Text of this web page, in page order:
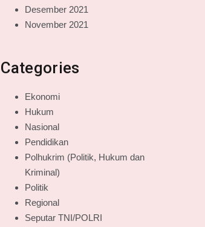
Desember 2021
November 2021
Categories
Ekonomi
Hukum
Nasional
Pendidikan
Polhukrim (Politik, Hukum dan
Kriminal)
Politik
Regional
Seputar TNI/POLRI